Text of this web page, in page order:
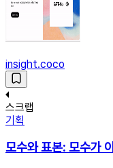
insight.coco
스크랩
기획
모수와 표본: 모수가